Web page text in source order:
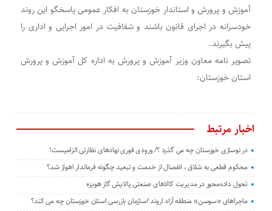
آموزش و پرورش و استاندار خوزستان به افکار عمومی پاسخگو این روند
خودسرانه در اجرای قانون باشند و شفافیت در امور اجرایی و اداری را
پیش بگیرند.
تصویر نامه معاون وزیر آموزش و پرورش به اداره کل آموزش و پرورش
استان خوزستان:
اخبار مرتبط
در نوسازی خوزستان چه می گذرد ؟/ ورودی فوری نهادهای نظارتی الزامیست!
محکوم قطعی به شلاق ، انفصال از خدمت و تبعید چگونه فرماندار اهواز شد؟
تحول داده‌محور در مدیریت کالاهای صنعتی پالایش گاز هویزه
ماجراهای «سوسن» منطقه آزاد اروند /سازمان بازرسی استان خوزستان چه می کند؟